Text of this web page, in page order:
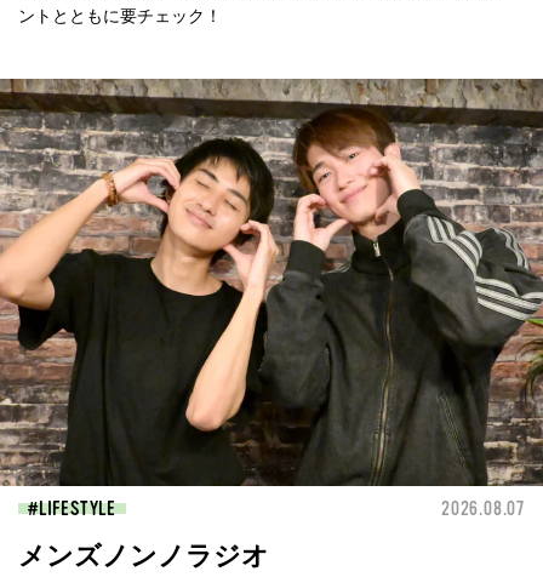
ントとともに要チェック！
LIFESTYLE 2026.08.07
メンズノンノラジオ